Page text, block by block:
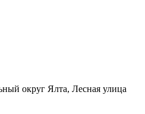
округ Ялта, Лесная улица